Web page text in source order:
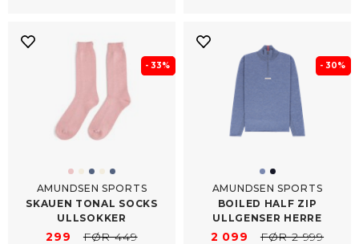
- 33%
AMUNDSEN SPORTS
SKAUEN TONAL SOCKS
ULLSOKKER
299 FØR 449
- 30%
AMUNDSEN SPORTS
BOILED HALF ZIP
ULLGENSER HERRE
2 099 FØR 2 999